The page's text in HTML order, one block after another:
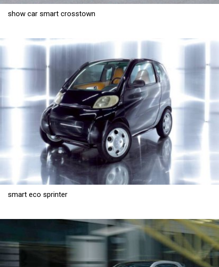
show car smart crosstown
smart eco sprinter